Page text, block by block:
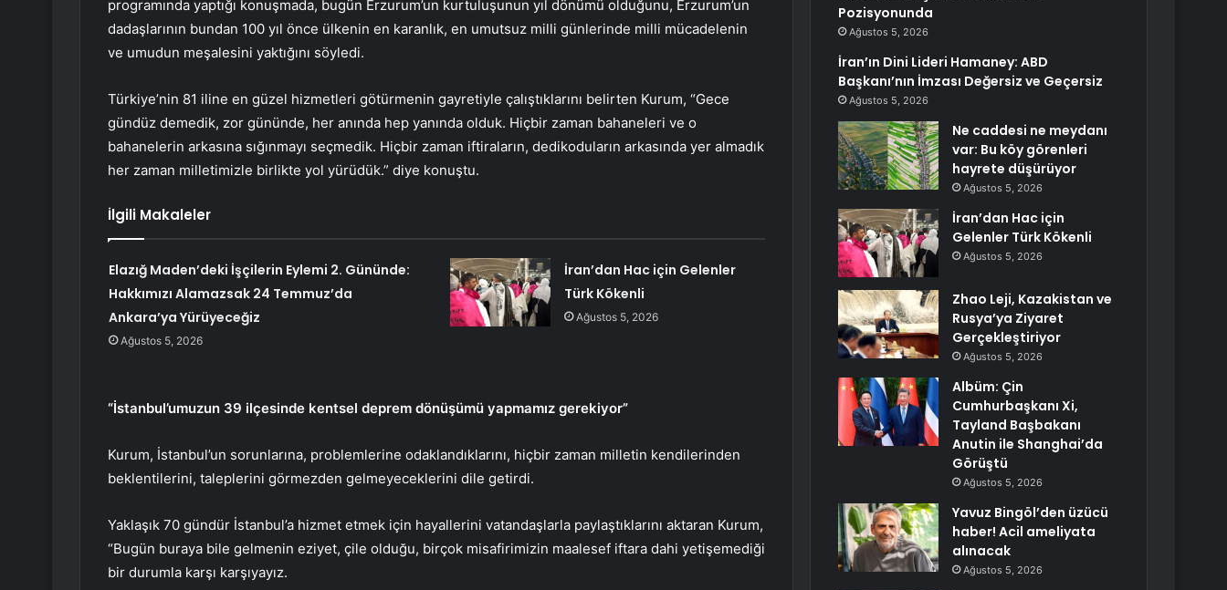
programında yaptığı konuşmada, bugün Erzurum’un kurtuluşunun yıl dönümü olduğunu, Erzurum’un
dadaşlarının bundan 100 yıl önce ülkenin en karanlık, en umutsuz milli günlerinde milli mücadelenin
ve umudun meşalesini yaktığını söyledi.
Türkiye’nin 81 iline en güzel hizmetleri götürmenin gayretiyle çalıştıklarını belirten Kurum, “Gece
gündüz demedik, zor gününde, her anında hep yanında olduk. Hiçbir zaman bahaneleri ve o
bahanelerin arkasına sığınmayı seçmedik. Hiçbir zaman iftiraların, dedikoduların arkasında yer almadık
her zaman milletimizle birlikte yol yürüdük.” diye konuştu.
İlgili Makaleler
Elazığ Maden’deki İşçilerin Eylemi 2. Gününde:
Hakkımızı Alamazsak 24 Temmuz’da
Ankara’ya Yürüyeceğiz
Ağustos 5, 2026
İran’dan Hac için Gelenler
Türk Kökenli
Ağustos 5, 2026
“İstanbul’umuzun 39 ilçesinde kentsel deprem dönüşümü yapmamız gerekiyor”
Kurum, İstanbul’un sorunlarına, problemlerine odaklandıklarını, hiçbir zaman milletin kendilerinden
beklentilerini, taleplerini görmezden gelmeyeceklerini dile getirdi.
Yaklaşık 70 gündür İstanbul’a hizmet etmek için hayallerini vatandaşlarla paylaştıklarını aktaran Kurum,
“Bugün buraya bile gelmenin eziyet, çile olduğu, birçok misafirimizin maalesef iftara dahi yetişemediği
bir durumla karşı karşıyayız.
Pozisyonunda
Ağustos 5, 2026
İran’ın Dini Lideri Hamaney: ABD
Başkanı’nın İmzası Değersiz ve Geçersiz
Ağustos 5, 2026
Ne caddesi ne meydanı
var: Bu köy görenleri
hayrete düşürüyor
Ağustos 5, 2026
İran’dan Hac için
Gelenler Türk Kökenli
Ağustos 5, 2026
Zhao Leji, Kazakistan ve
Rusya’ya Ziyaret
Gerçekleştiriyor
Ağustos 5, 2026
Albüm: Çin
Cumhurbaşkanı Xi,
Tayland Başbakanı
Anutin ile Shanghai’da
Görüştü
Ağustos 5, 2026
Yavuz Bingöl’den üzücü
haber! Acil ameliyata
alınacak
Ağustos 5, 2026